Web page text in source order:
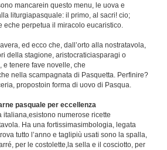
mancarein questo menu, le uova e
liturgiapasquale: il primo, al sacri! cio;
eche perpetua il miracolo eucaristico.
ed ecco che, dall’orto alla nostratavola,
della stagione, aristocraticiasparagi o
tenere fave novelle, che
nella scampagnata di Pasquetta. Perfinire?
propostoin forma di uovo di Pasqua.
pasquale per eccellenza
italiana,esistono numerose ricette
Ha una fortissimasimbologia, legata
tutto l’anno e taglipiù usati sono la spalla,
per le costolette,la sella e il cosciotto, per